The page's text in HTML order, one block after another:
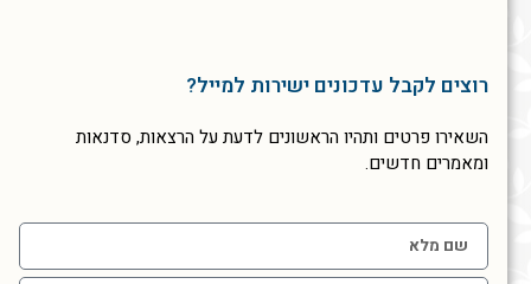
רוצים לקבל עדכונים ישירות למייל?
השאירו פרטים ותהיו הראשונים לדעת על הרצאות, סדנאות
ומאמרים חדשים.